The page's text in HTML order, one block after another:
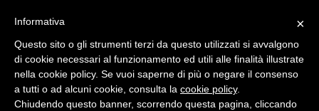
×
Informativa
Questo sito o gli strumenti terzi da questo utilizzati si avvalgono
di cookie necessari al funzionamento ed utili alle finalità illustrate
nella cookie policy. Se vuoi saperne di più o negare il consenso
a tutti o ad alcuni cookie, consulta la cookie policy.
Chiudendo questo banner, scorrendo questa pagina, cliccando